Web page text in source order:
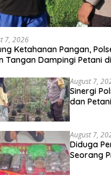
7, 2026
Ketahanan Pangan,
Tangan Dampingi Petani
August 7,
Sinergi
dan
August 7,
Diduga
Seorang